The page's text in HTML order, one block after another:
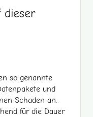
dieser
so genannte
und
Schaden an.
für die Dauer